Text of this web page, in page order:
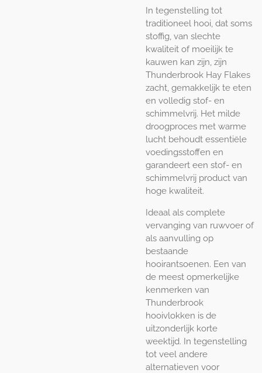
In tegenstelling tot
traditioneel hooi, dat soms
stoffig, van slechte
kwaliteit of moeilijk te
kauwen kan zijn, zijn
Thunderbrook Hay Flakes
zacht, gemakkelijk te eten
en volledig stof- en
schimmelvrij. Het milde
droogproces met warme
lucht behoudt essentiële
voedingsstoffen en
garandeert een stof- en
schimmelvrij product van
hoge kwaliteit.
Ideaal als complete
vervanging van ruwvoer of
als aanvulling op
bestaande
hooirantsoenen. Een van
de meest opmerkelijke
kenmerken van
Thunderbrook
hooivlokken is de
uitzonderlijk korte
weektijd. In tegenstelling
tot veel andere
alternatieven voor